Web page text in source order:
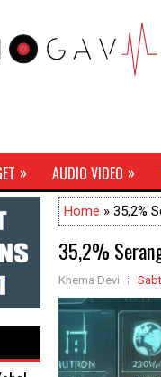
» AUDIO VIDEO »
Home » 35,2%
35,2%
Khema Devi